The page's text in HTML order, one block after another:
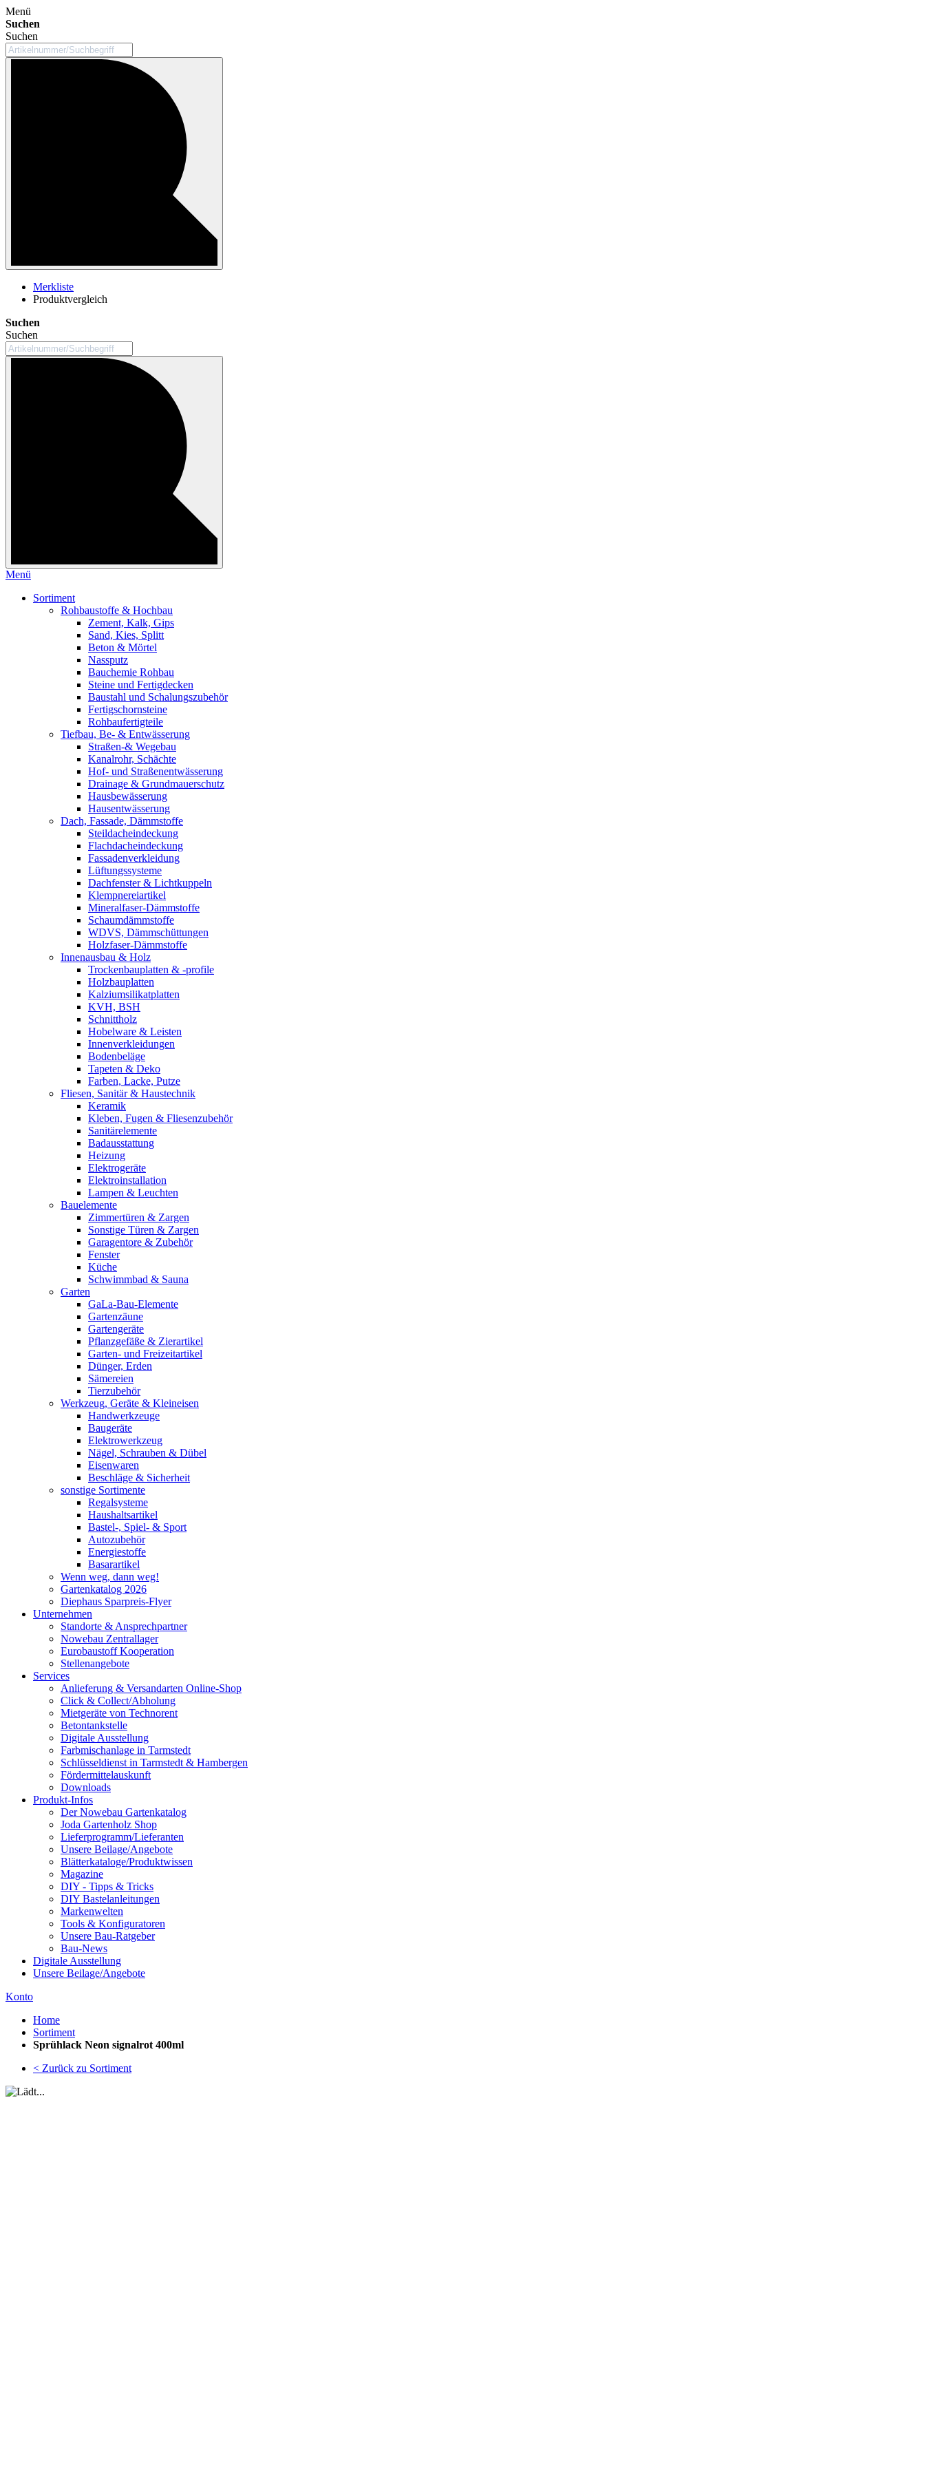
Menü
Suchen
Suchen
Merkliste
Produktvergleich
Suchen
Suchen
Menü
Sortiment
Rohbaustoffe & Hochbau
Zement, Kalk, Gips
Sand, Kies, Splitt
Beton & Mörtel
Nassputz
Bauchemie Rohbau
Steine und Fertigdecken
Baustahl und Schalungszubehör
Fertigschornsteine
Rohbaufertigteile
Tiefbau, Be- & Entwässerung
Straßen-& Wegebau
Kanalrohr, Schächte
Hof- und Straßenentwässerung
Drainage & Grundmauerschutz
Hausbewässerung
Hausentwässerung
Dach, Fassade, Dämmstoffe
Steildacheindeckung
Flachdacheindeckung
Fassadenverkleidung
Lüftungssysteme
Dachfenster & Lichtkuppeln
Klempnereiartikel
Mineralfaser-Dämmstoffe
Schaumdämmstoffe
WDVS, Dämmschüttungen
Holzfaser-Dämmstoffe
Innenausbau & Holz
Trockenbauplatten & -profile
Holzbauplatten
Kalziumsilikatplatten
KVH, BSH
Schnittholz
Hobelware & Leisten
Innenverkleidungen
Bodenbeläge
Tapeten & Deko
Farben, Lacke, Putze
Fliesen, Sanitär & Haustechnik
Keramik
Kleben, Fugen & Fliesenzubehör
Sanitärelemente
Badausstattung
Heizung
Elektrogeräte
Elektroinstallation
Lampen & Leuchten
Bauelemente
Zimmertüren & Zargen
Sonstige Türen & Zargen
Garagentore & Zubehör
Fenster
Küche
Schwimmbad & Sauna
Garten
GaLa-Bau-Elemente
Gartenzäune
Gartengeräte
Pflanzgefäße & Zierartikel
Garten- und Freizeitartikel
Dünger, Erden
Sämereien
Tierzubehör
Werkzeug, Geräte & Kleineisen
Handwerkzeuge
Baugeräte
Elektrowerkzeug
Nägel, Schrauben & Dübel
Eisenwaren
Beschläge & Sicherheit
sonstige Sortimente
Regalsysteme
Haushaltsartikel
Bastel-, Spiel- & Sport
Autozubehör
Energiestoffe
Basarartikel
Wenn weg, dann weg!
Gartenkatalog 2026
Diephaus Sparpreis-Flyer
Unternehmen
Standorte & Ansprechpartner
Nowebau Zentrallager
Eurobaustoff Kooperation
Stellenangebote
Services
Anlieferung & Versandarten Online-Shop
Click & Collect/Abholung
Mietgeräte von Technorent
Betontankstelle
Digitale Ausstellung
Farbmischanlage in Tarmstedt
Schlüsseldienst in Tarmstedt & Hambergen
Fördermittelauskunft
Downloads
Produkt-Infos
Der Nowebau Gartenkatalog
Joda Gartenholz Shop
Lieferprogramm/Lieferanten
Unsere Beilage/Angebote
Blätterkataloge/Produktwissen
Magazine
DIY - Tipps & Tricks
DIY Bastelanleitungen
Markenwelten
Tools & Konfiguratoren
Unsere Bau-Ratgeber
Bau-News
Digitale Ausstellung
Unsere Beilage/Angebote
Konto
Home
Sortiment
Sprühlack Neon signalrot 400ml
< Zurück zu Sortiment